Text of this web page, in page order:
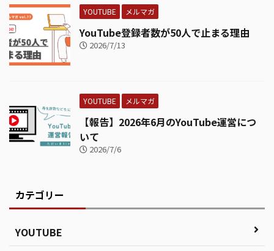
YOUTUBE メルマガ
YouTube登録者数が50人で止まる理由
2026/7/13
YOUTUBE メルマガ
【報告】2026年6月のYouTube運営につ
いて
2026/7/6
カテゴリー
YOUTUBE